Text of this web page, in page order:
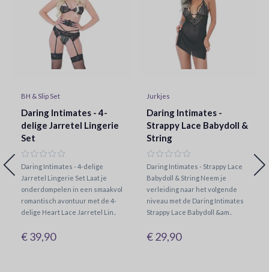
BH & Slip Set
Daring Intimates - 4-
delige Jarretel Lingerie
Set
Daring Intimates - 4-delige
Jarretel Lingerie Set Laat je
onderdompelen in een smaakvol
romantisch avontuur met de 4-
delige Heart Lace Jarretel Lin..
€ 39,90
Jurkjes
Daring Intimates -
Strappy Lace Babydoll &
String
Daring Intimates - Strappy Lace
Babydoll & String Neem je
verleiding naar het volgende
niveau met de Daring Intimates
Strappy Lace Babydoll &am..
€ 29,90